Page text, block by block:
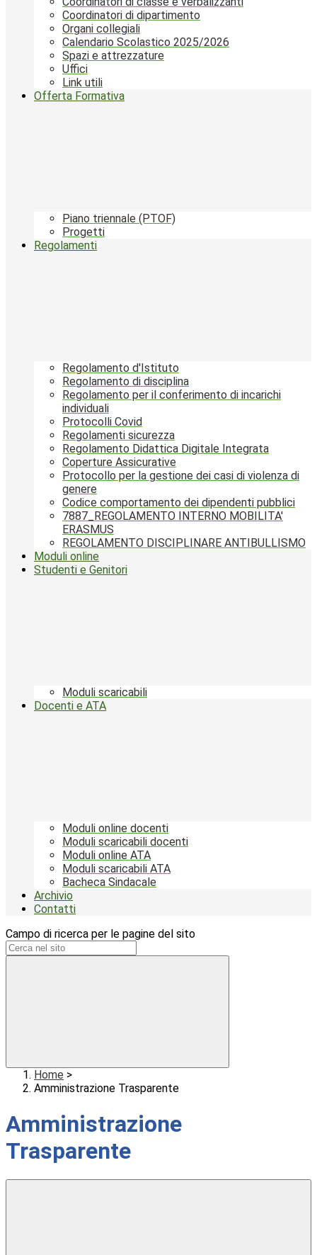
Coordinatori di dipartimento
Organi collegiali
Calendario Scolastico 2025/2026
Spazi e attrezzature
Uffici
Link utili
Offerta Formativa
Piano triennale (PTOF)
Progetti
Regolamenti
Regolamento d'Istituto
Regolamento di disciplina
Regolamento per il conferimento di incarichi
individuali
Protocolli Covid
Regolamenti sicurezza
Regolamento Didattica Digitale Integrata
Coperture Assicurative
Protocollo per la gestione dei casi di violenza di
genere
Codice comportamento dei dipendenti pubblici
7887_REGOLAMENTO INTERNO MOBILITA'
ERASMUS
REGOLAMENTO DISCIPLINARE ANTIBULLISMO
Moduli online
Studenti e Genitori
Moduli scaricabili
Docenti e ATA
Moduli online docenti
Moduli scaricabili docenti
Moduli online ATA
Moduli scaricabili ATA
Bacheca Sindacale
Archivio
Contatti
Campo di ricerca per le pagine del sito
Home >
Amministrazione Trasparente
Amministrazione
Trasparente